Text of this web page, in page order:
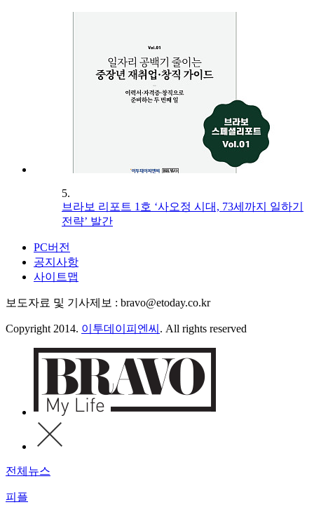
5.
브라보 리포트 1호 ‘사오정 시대, 73세까지 일하기
전략’ 발간
PC버전
공지사항
사이트맵
보도자료 및 기사제보 : bravo@etoday.co.kr
Copyright 2014. 이투데이피엔씨 . All rights reserved
전체뉴스
피플